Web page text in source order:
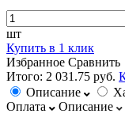
шт
Купить в 1 клик
Избранное Сравнить
Итого: 2 031.75 руб.
Описание
Оплата
Описание